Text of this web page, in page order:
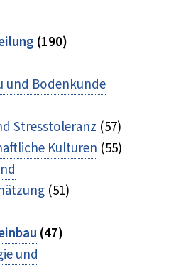
(190)
und Bodenkunde
Stresstoleranz (57)
Kulturen (55)
(51)
(47)
und